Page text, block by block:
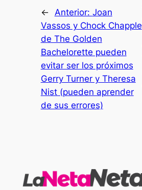
← Anterior: Joan
Vassos y Chock Chapple
de The Golden
Bachelorette pueden
evitar ser los próximos
Gerry Turner y Theresa
Nist (pueden aprender
de sus errores)